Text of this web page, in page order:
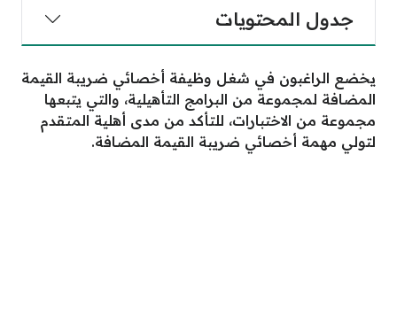
جدول المحتويات
يخضع الراغبون في شغل وظيفة أخصائي ضريبة القيمة
المضافة لمجموعة من البرامج التأهيلية، والتي يتبعها
مجموعة من الاختبارات، للتأكد من مدى أهلية المتقدم
لتولي مهمة أخصائي ضريبة القيمة المضافة.